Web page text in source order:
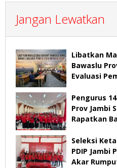
Jangan Lewatkan
Libatkan
Bawaslu
Evaluasi
Pengurus
Prov Jambi
Rapatkan
Seleksi
PDIP
Akar